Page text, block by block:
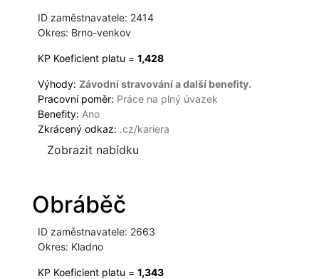
ID zaměstnavatele: 2414
Okres: Brno-venkov
KP Koeficient platu = 1,428
Výhody: Závodní stravování a další benefity.
Pracovní poměr: Práce na plný úvazek
Benefity: Ano
Zkrácený odkaz: .cz/kariera
Zobrazit nabídku
Obráběč
ID zaměstnavatele: 2663
Okres: Kladno
KP Koeficient platu = 1,343